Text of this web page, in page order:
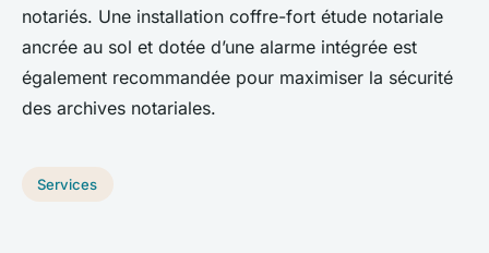
notariés. Une installation coffre-fort étude notariale
ancrée au sol et dotée d’une alarme intégrée est
également recommandée pour maximiser la sécurité
des archives notariales.
Services